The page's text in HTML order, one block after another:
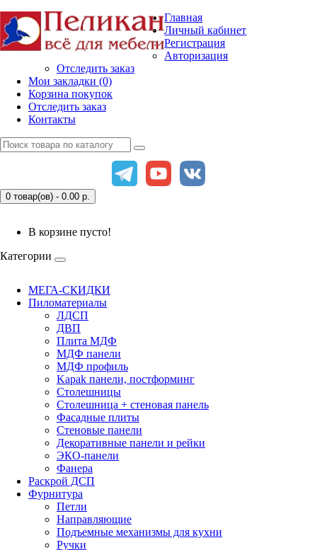
Главная
Личный кабинет
Регистрация
Авторизация
Отследить заказ
Мои закладки (0)
Корзина покупок
Отследить заказ
Контакты
0 товар(ов) - 0.00 р.
В корзине пусто!
Категории
МЕГА-СКИДКИ
Пиломатериалы
ЛДСП
ДВП
Плита МДФ
МДФ панели
МДФ профиль
Kapak панели, постформинг
Столешницы
Столешница + стеновая панель
Фасадные плиты
Стеновые панели
Декоративные панели и рейки
ЭКО-панели
Фанера
Раскрой ДСП
Фурнитура
Петли
Направляющие
Подъемные механизмы для кухни
Ручки